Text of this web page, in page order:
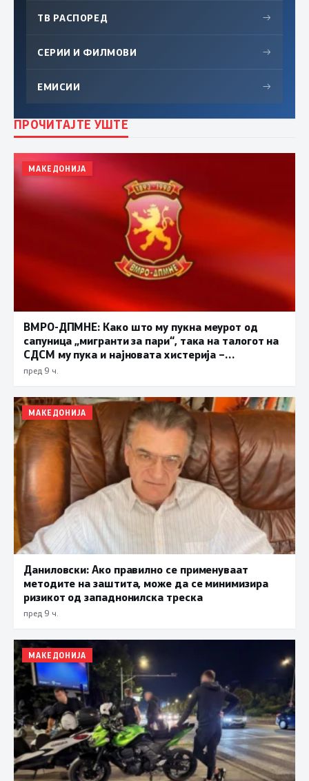
ТВ РАСПОРЕД →
СЕРИИ И ФИЛМОВИ →
ЕМИСИИ →
ПРОЧИТАЈТЕ УШТЕ
МАКЕДОНИЈА
ВМРО-ДПМНЕ: Како што му пукна меурот од
сапуница „мигранти за пари“, така на талогот на
СДСМ му пука и најновата хистерија –
прифаќање на француски предлог
пред 9 ч.
МАКЕДОНИЈА
Даниловски: Ако правилно се применуваат
методите на заштита, може да се минимизира
ризикот од западнонилска треска
пред 9 ч.
МАКЕДОНИЈА